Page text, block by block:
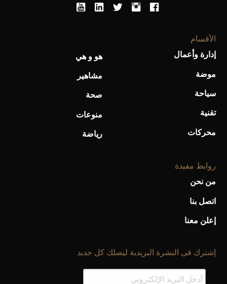
الأقسام
إدارة وأعمال
موضة
سياحة
تقنية
محركات
هو و هي
مشاهير
صحة
منوعات
رياضة
روابط مفيدة
من نحن
اتصل بنا
إعلن معنا
إشترك فى النشرة البريدية ليصلك كل جديد